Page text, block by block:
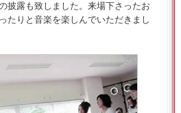
披露も致しました。来場下さったお
たりと音楽を楽しんでいただきまし